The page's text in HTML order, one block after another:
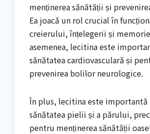
menținerea sănătății și
Ea joacă un rol crucial în
creierului, înțelegerii și
asemenea, lecitina este
sănătatea cardiovasculară și
prevenirea bolilor neurologice.
În plus, lecitina este importantă
sănătatea pielii și a părului,
pentru menținerea sănătății